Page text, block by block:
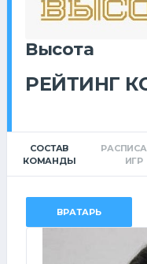
Высота
РЕЙТИНГ
СОСТАВ
КОМАНДЫ
ИГР
ВРАТАРЬ